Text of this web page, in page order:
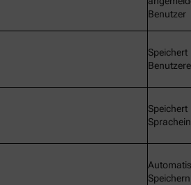
Benutzer
Speichert
Speichert
Speichern